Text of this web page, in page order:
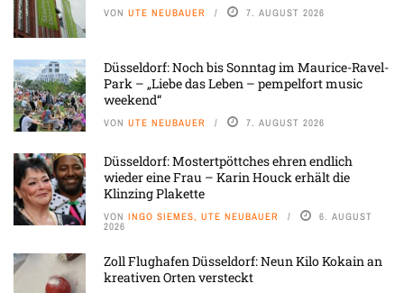
VON UTE NEUBAUER 7. AUGUST 2026
Düsseldorf: Noch bis Sonntag im Maurice-Ravel-
Park – „Liebe das Leben – pempelfort music
weekend“
VON UTE NEUBAUER 7. AUGUST 2026
Düsseldorf: Mostertpöttches ehren endlich
wieder eine Frau – Karin Houck erhält die
Klinzing Plakette
VON INGO SIEMES, UTE NEUBAUER 6. AUGUST
2026
Zoll Flughafen Düsseldorf: Neun Kilo Kokain an
kreativen Orten versteckt